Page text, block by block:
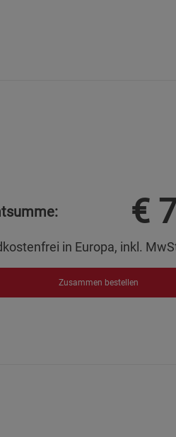
€
in Europa, inkl.
Zusammen bestellen